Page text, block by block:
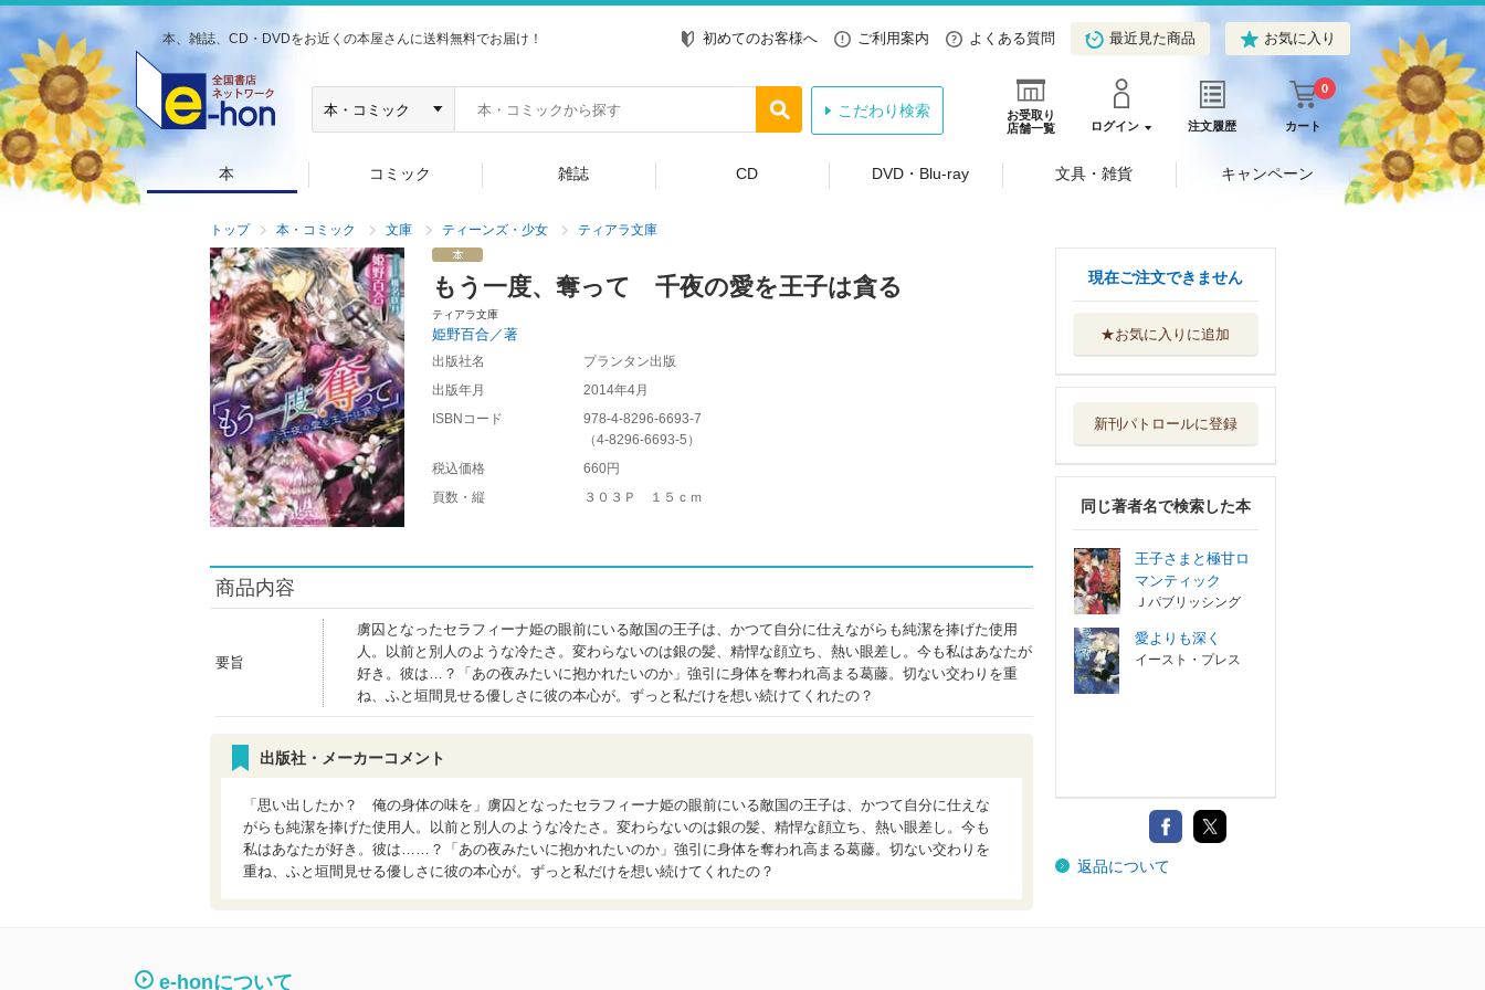
本、雑誌、CD・DVDをお近くの本屋さんに送料無料でお届け！ 初めてのお客様へ ご利用案内 よくある質問 最近見た商品 お気に入り
お受取り
店舗一覧
ログイン 注文履歴 カート
0
こだわり検索
本 コミック 雑誌 CD DVD・Blu-ray 文具・雑貨 キャンペーン
トップ 本・コミック 文庫 ティーンズ・少女 ティアラ文庫
もう一度、奪って 千夜の愛を王子は貪る
ティアラ文庫
姫野百合／著
出版社名
プランタン出版
出版年月
2014年4月
ISBNコード
978-4-8296-6693-7
（4-8296-6693-5 ）
税込価格
660円
頁数・縦
３０３Ｐ １５ｃｍ
商品内容
要旨
虜囚となったセラフィーナ姫の眼前にいる敵国の王子は、かつて自分に仕えながらも純潔を捧げた使用
人。以前と別人のような冷たさ。変わらないのは銀の髪、精悍な顔立ち、熱い眼差し。今も私はあなたが
好き。彼は…？「あの夜みたいに抱かれたいのか」強引に身体を奪われ高まる葛藤。切ない交わりを重
ね、ふと垣間見せる優しさに彼の本心が。ずっと私だけを想い続けてくれたの？
出版社・メーカーコメント
「思い出したか？ 俺の身体の味を」虜囚となったセラフィーナ姫の眼前にいる敵国の王子は、かつて自分に仕えな
がらも純潔を捧げた使用人。以前と別人のような冷たさ。変わらないのは銀の髪、精悍な顔立ち、熱い眼差し。今も
私はあなたが好き。彼は……？「あの夜みたいに抱かれたいのか」強引に身体を奪われ高まる葛藤。切ない交わりを
重ね、ふと垣間見せる優しさに彼の本心が。ずっと私だけを想い続けてくれたの？
現在ご注文できません
★お気に入りに追加
新刊パトロールに登録
同じ著者名で検索した本
王子さまと極甘ロ
マンティック
Ｊパブリッシング
愛よりも深く
イースト・プレス
返品について
e-honについて